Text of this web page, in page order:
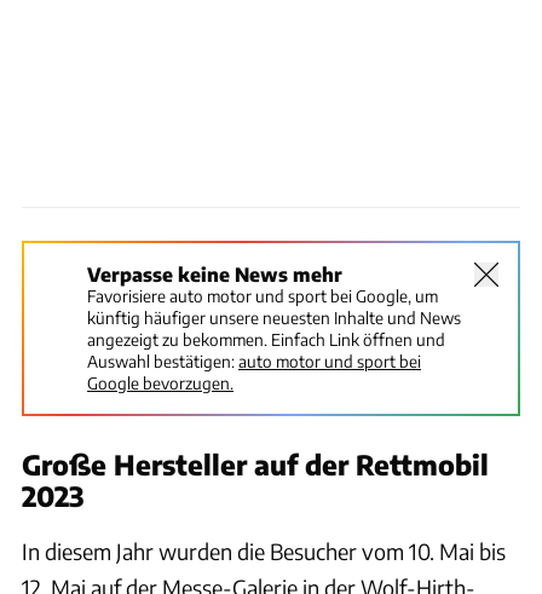
Verpasse keine News mehr
Favorisiere auto motor und sport bei Google, um
künftig häufiger unsere neuesten Inhalte und News
angezeigt zu bekommen. Einfach Link öffnen und
Auswahl bestätigen:auto motor und sport bei
Google bevorzugen.
Große Hersteller auf der Rettmobil
2023
In diesem Jahr wurden die Besucher vom 10. Mai bis
12. Mai auf der Messe-Galerie in der Wolf-Hirth-